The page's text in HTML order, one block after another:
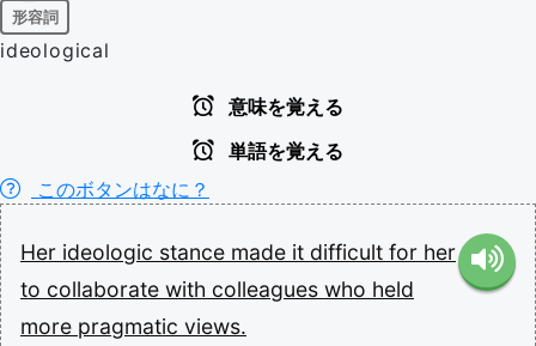
形容詞
ideological
意味を覚える
単語を覚える
このボタンはなに？
Her ideologic stance made it difficult for her
to collaborate with colleagues who held
more pragmatic views.